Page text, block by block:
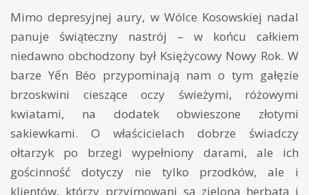
Mimo depresyjnej aury, w Wólce Kosowskiej nadal
panuje świąteczny nastrój – w końcu całkiem
niedawno obchodzony był Księżycowy Nowy Rok. W
barze Yến Béo przypominają nam o tym gałęzie
brzoskwini cieszące oczy świeżymi, różowymi
kwiatami, na dodatek obwieszone złotymi
sakiewkami. O właścicielach dobrze świadczy
ołtarzyk po brzegi wypełniony darami, ale ich
gościnność dotyczy nie tylko przodków, ale i
klientów, którzy przyjmowani są zieloną herbatą i